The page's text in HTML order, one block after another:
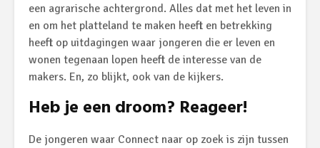
een agrarische achtergrond. Alles dat met het leven in
en om het platteland te maken heeft en betrekking
heeft op uitdagingen waar jongeren die er leven en
wonen tegenaan lopen heeft de interesse van de
makers. En, zo blijkt, ook van de kijkers.
Heb je een droom? Reageer!
De jongeren waar Connect naar op zoek is zijn tussen